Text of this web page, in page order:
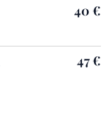
40 €
47 €